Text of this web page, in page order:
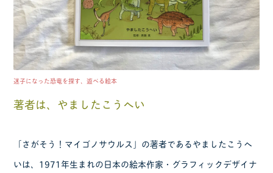
迷子になった恐竜を探す、遊べる絵本
著者は、やましたこうへい
「さがそう！マイゴノサウルス」の著者であるやましたこうへ
いは、1971年生まれの日本の絵本作家・グラフィックデザイナ